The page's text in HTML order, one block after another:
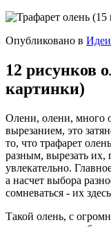
Опубликовано в Идеи
12 рисунков
картинки)
Олени, олени, много
вырезанием, это
то, что трафарет
разным, вырезать их,
увлекательно.
а насчет выбора
сомневаться - их
Такой олень, с